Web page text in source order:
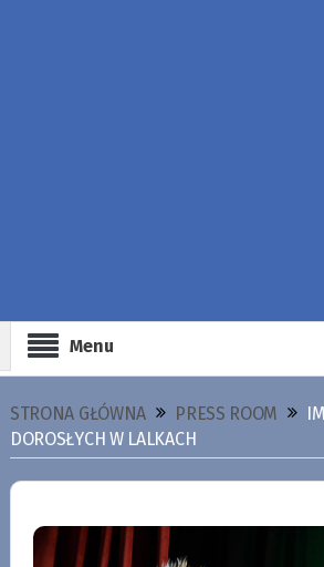
Menu
STRONA GŁÓWNA PRESS ROOM
DOROSŁYCH W LALKACH